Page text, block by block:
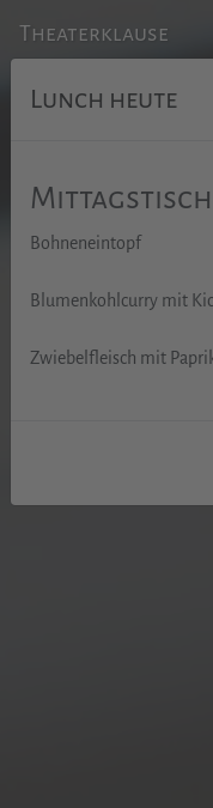
Theaterklause
Lunch heute
Mittagstisch
Bohneneintopf
Blumenkohlcurry mit
Zwiebelfleisch mit